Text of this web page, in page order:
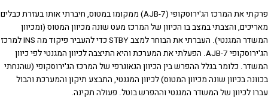
פרקתי את המרכז הג'ירוסקופי (AJB-7) ממקומו במטוס, חיברתי אותו בעזרת כבלים
מאריכים, והצבתי במצב בו הכיוון של המרכז מעט שונה מכיוון המטוס (ומכיוון
המשדר המגנטי). העברתי את הבוחר למצב STBY כדי להעביר פיקוד מה INS למרכז
הג'ירוסקופי AJB-7. הפעלתי את המערכת והיא התיצבה לכיוון המגנטי לפי כיוון
המשדר. כלומר בגלל ההפרש בין הכיוון הגאוגרפי של המרכז הג'ירוסקופי (שהנחתי
בכוונה בכיוון שונה מכיוון המטוס) לכיוון המגנטי, התבצע תיקון והמערכת והבול
עברו לכיוון של המשדר המגנטי וההפרש בוטל. פעולה תקינה.